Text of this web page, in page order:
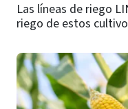
Las líneas de riego
riego de estos